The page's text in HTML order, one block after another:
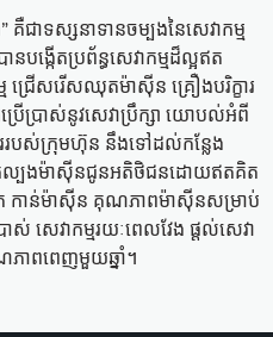
ជាទស្សនាទានចម្បងនៃសេវាកម្ម
ើ្កតប្រព័ន្ធសេវាកម្មដ៏ល្អឥត
ជ្រើសរើសឈុតម៉ាស៊ីន គ្រឿងបរិក្ខារ
រើប្រាស់នូវសេវាប្រឹក្សា យោបល់អំពី
ររបស់ក្រុមហ៊ុន នឹងទៅដល់កន្លែង
ល្បងម៉ាស៊ីនជូនអតិថិជនដោយឥតគិត
ក កាន់ម៉ាស៊ីន គុណភាពម៉ាស៊ីនសម្រាប់
ាស់ សេវាកម្មរយៈពេលវែង ផ្តល់សេវា
ភាពពេញមួយឆ្នាំ។